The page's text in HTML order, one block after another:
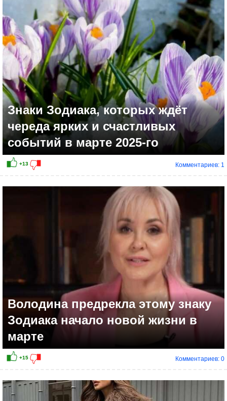
Знаки Зодиака, которых ждёт
череда ярких и счастливых
событий в марте 2025-го
Комментариев: 1
Володина предрекла этому знаку
Зодиака начало новой жизни в
марте
Комментариев: 0